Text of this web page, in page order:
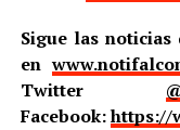
Sigue las noticias
en
Twitter
Facebook:https://